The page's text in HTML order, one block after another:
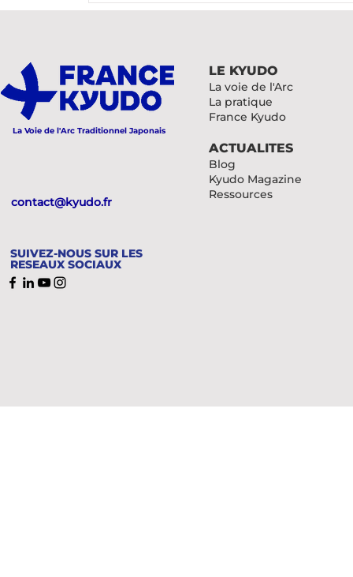
La Voie de l'Arc Traditionnel Japonais
contact@kyudo.fr
SUIVEZ-NOUS SUR LES
RESEAUX SOCIAUX
LE KYUDO
La voie de l'Arc
La pratique
France Kyudo
ACTUALITES
Blog
Kyudo Magazine
Ressources